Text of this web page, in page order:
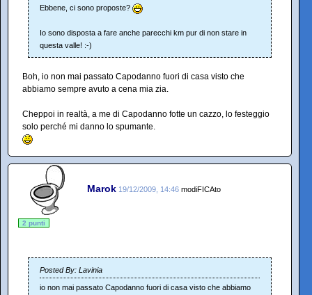
Ebbene, ci sono proposte?
Io sono disposta a fare anche parecchi km pur di non stare in
questa valle! :-)
Boh, io non mai passato Capodanno fuori di casa visto che
abbiamo sempre avuto a cena mia zia.
Cheppoi in realtà, a me di Capodanno fotte un cazzo, lo festeggio
solo perché mi danno lo spumante.
Marok 19/12/2009, 14:46 modiFICAto
2 punti
Posted By: Lavinia
io non mai passato Capodanno fuori di casa visto che abbiamo